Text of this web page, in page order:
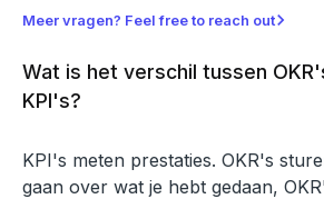
Meer vragen? Feel free to reach outchevron_right
Wat is het verschil tussen
KPI's?
KPI's meten prestaties. OKR's
gaan over wat je hebt gedaan,